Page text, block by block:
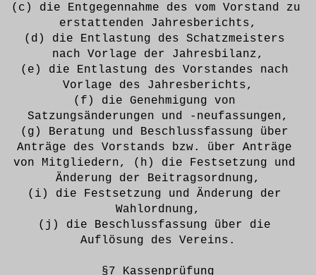
(c) die Entgegennahme des vom Vorstand zu
erstattenden Jahresberichts,
(d) die Entlastung des Schatzmeisters
nach Vorlage der Jahresbilanz,
(e) die Entlastung des Vorstandes nach
Vorlage des Jahresberichts,
(f) die Genehmigung von
Satzungsänderungen und -neufassungen,
(g) Beratung und Beschlussfassung über
Anträge des Vorstands bzw. über Anträge
von Mitgliedern, (h) die Festsetzung und
Änderung der Beitragsordnung,
(i) die Festsetzung und Änderung der
Wahlordnung,
(j) die Beschlussfassung über die
Auflösung des Vereins.
§7 Kassenprüfung